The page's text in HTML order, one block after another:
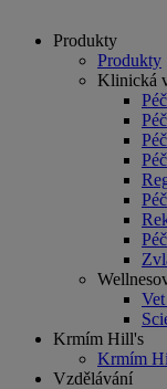
Produkty
Produkty
Klinická
Krmím Hill's
Krmím
Vzdělávání